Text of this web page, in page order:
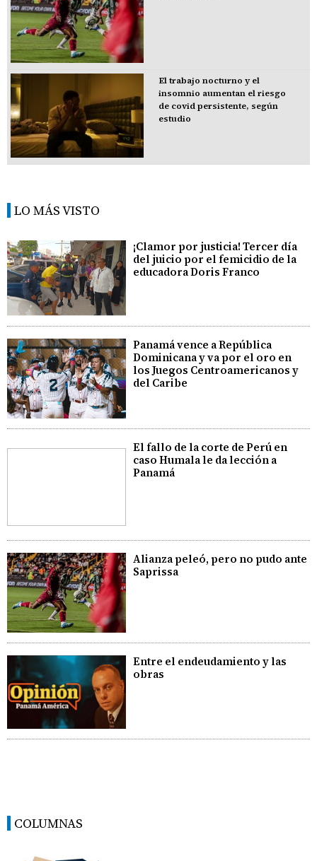
El trabajo nocturno y el
insomnio aumentan el riesgo
de covid persistente, según
estudio
LO MÁS VISTO
¡Clamor por justicia! Tercer día
del juicio por el femicidio de la
educadora Doris Franco
Panamá vence a República
Dominicana y va por el oro en
los Juegos Centroamericanos y
del Caribe
El fallo de la corte de Perú en
caso Humala le da lección a
Panamá
Alianza peleó, pero no pudo ante
Saprissa
Entre el endeudamiento y las
obras
COLUMNAS